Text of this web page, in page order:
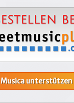
Musica unterstützen